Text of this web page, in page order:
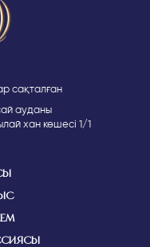
сақталған
ауданы
хан көшесі 1/1